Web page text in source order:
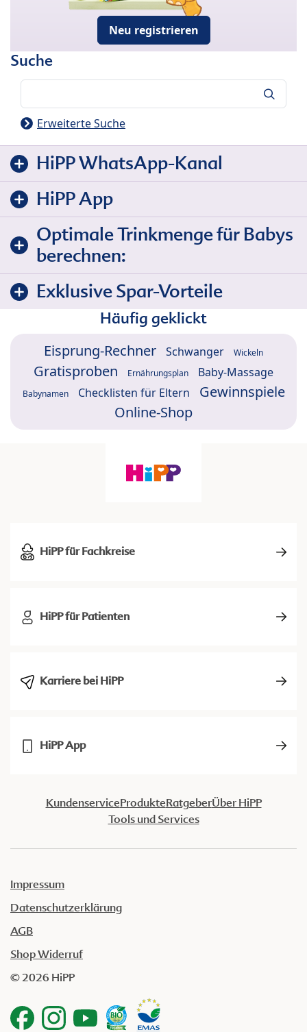
Neu registrieren
Suche
Erweiterte Suche
HiPP WhatsApp-Kanal
HiPP App
Optimale Trinkmenge für Babys
berechnen:
Exklusive Spar-Vorteile
Häufig geklickt
Eisprung-Rechner Schwanger Wickeln
Gratisproben Ernährungsplan Baby-Massage
Babynamen Checklisten für Eltern
Gewinnspiele
Online-Shop
HiPP für Fachkreise
HiPP für Patienten
Karriere bei HiPP
HiPP App
KundenserviceProdukteRatgeberÜber HiPP
Tools und Services
Impressum
Datenschutzerklärung
AGB
Shop Widerruf
© 2026 HiPP